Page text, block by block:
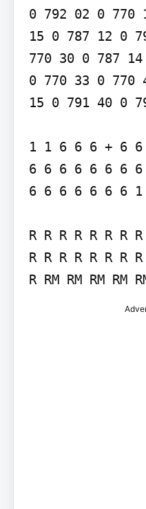
0 792 02 0 770
15 0 787 12 0
770 30 0 787
0 770 33 0 770
15 0 791 40 0
1 1 6 6 6 + 6
6 6 6 6 6 6 6
6 6 6 6 6 6 6
R R R R R R R
R R R R R R R
R RM RM RM RM